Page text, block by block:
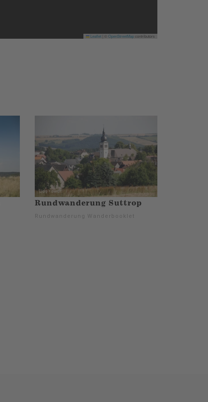
Leaflet OpenStreetMapcontributors
Rundwanderung Suttrop
Rundwanderung Wanderbooklet